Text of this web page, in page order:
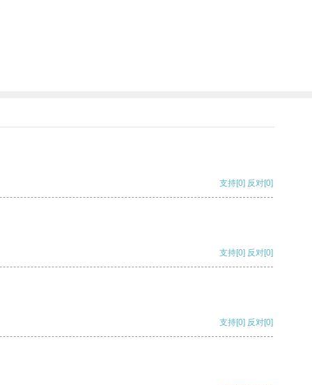
支持[0] 反对[0]
支持[0] 反对[0]
支持[0] 反对[0]